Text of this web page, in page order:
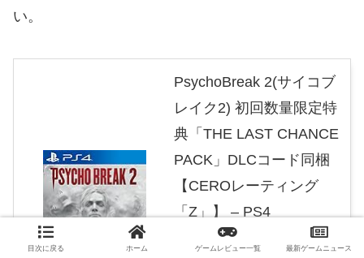
い。
PsychoBreak 2(サイコブ
レイク2) 初回数量限定特
典「THE LAST CHANCE
PACK」DLCコード同梱
【CEROレーティング
「Z」】 – PS4
created byRinker
ベセスダ・ソフトワークス
目次に戻る ホーム ゲームレビュー一覧 最新ゲームニュース